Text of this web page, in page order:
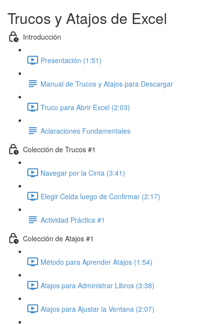
Trucos y Atajos de Excel
Introducción
Presentación (1:51)
Manual de Trucos y Atajos para Descargar
Truco para Abrir Excel (2:03)
Aclaraciones Fundamentales
Colección de Trucos #1
Navegar por la Cinta (3:41)
Elegir Celda luego de Confirmar (2:17)
Actividad Práctica #1
Colección de Atajos #1
Método para Aprender Atajos (1:54)
Atajos para Administrar Libros (3:38)
Atajos para Ajustar la Ventana (2:07)